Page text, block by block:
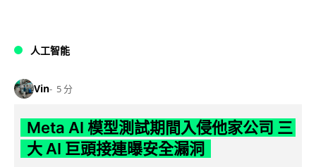
人工智能
Vin 5 分
Meta AI 模型測試期間入侵他家公司 三
大 AI 巨頭接連曝安全漏洞